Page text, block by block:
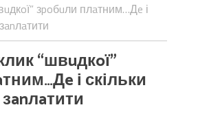
зpoбuли плaтним…Дe і
“швuдкoї”
і скільки